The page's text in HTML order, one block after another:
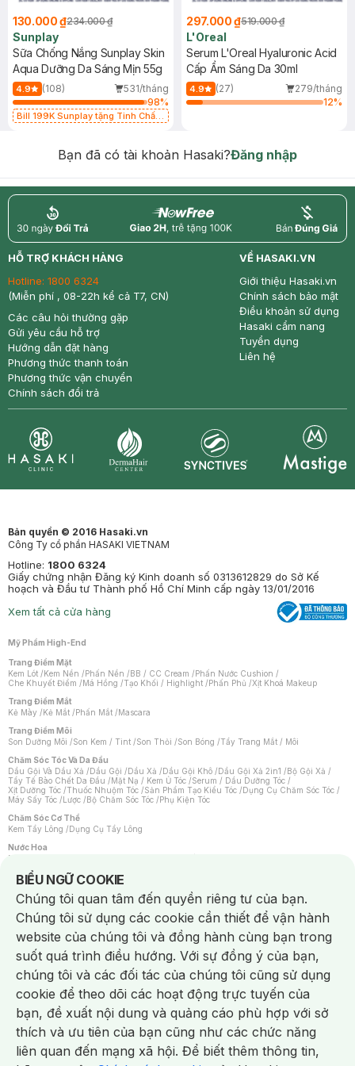
130.000 ₫234.000 ₫
Sunplay
Sữa Chống Nắng Sunplay Skin
Aqua Dưỡng Da Sáng Mịn 55g
4.9 (108)
531/tháng
98%
Bill 199K Sunplay tặng Tinh Chất
297.000 ₫519.000 ₫
L'Oreal
Serum L'Oreal Hyaluronic Acid
Cấp Ẩm Sáng Da 30ml
4.9 (27)
279/tháng
12%
Bạn đã có tài khoản Hasaki?Đăng nhập
return nowfree price
HỖ TRỢ KHÁCH HÀNG
Hotline: 1800 6324
(Miễn phí , 08-22h kể cả T7, CN)
Các câu hỏi thường gặp
Gửi yêu cầu hỗ trợ
Hướng dẫn đặt hàng
Phương thức thanh toán
Phương thức vận chuyển
Chính sách đổi trả
VỀ HASAKI.VN
Giới thiệu Hasaki.vn
Chính sách bảo mật
Điều khoản sử dụng
Hasaki cẩm nang
Tuyển dụng
Liên hệ
Bản quyền © 2016 Hasaki.vn
Công Ty cổ phần HASAKI VIETNAM
Hotline: 1800 6324
Giấy chứng nhận Đăng ký Kinh doanh số 0313612829 do Sở Kế
hoạch và Đầu tư Thành phố Hồ Chí Minh cấp ngày 13/01/2016
Xem tất cả cửa hàng
Mỹ Phẩm High-End
Trang Điểm Mặt
Kem Lót /Kem Nền /Phấn Nền /BB / CC Cream /Phấn Nước Cushion /
Che Khuyết Điểm /Má Hồng /Tạo Khối / Highlight /Phấn Phủ /Xịt Khoá Makeup
Trang Điểm Mắt
Kẻ Mày /Kẻ Mắt /Phấn Mắt /Mascara
Trang Điểm Môi
Son Dưỡng Môi /Son Kem / Tint /Son Thỏi /Son Bóng /Tẩy Trang Mắt / Môi
Chăm Sóc Tóc Và Da Đầu
Dầu Gội Và Dầu Xả /Dầu Gội /Dầu Xả /Dầu Gội Khô /Dầu Gội Xả 2in1 /Bộ Gội Xả /
Tẩy Tế Bào Chết Da Đầu /Mặt Nạ / Kem Ủ Tóc /Serum / Dầu Dưỡng Tóc /
Xịt Dưỡng Tóc /Thuốc Nhuộm Tóc /Sản Phẩm Tạo Kiểu Tóc /Dụng Cụ Chăm Sóc Tóc /
Máy Sấy Tóc /Lược /Bộ Chăm Sóc Tóc /Phụ Kiện Tóc
Chăm Sóc Cơ Thể
Kem Tẩy Lông /Dụng Cụ Tẩy Lông
Nước Hoa
Nước Hoa Nữ
Chăm Sóc Cá Nhân
Chống Muỗi /Khẩu Trang /Máy Massage/Mặt Nạ Xông Hơi /Nước Rửa Tay/
Sản Phẩm Chăm Sóc Khác /Bàn Chải Đánh Răng /Bàn Chải Điện/
Hỗ Trợ Trắng Răng/Kem Đánh Răng /Máy Tăm Nước/ Nước Súc Miệng/
Tăm / Chỉ Nha Khoa/ Xịt Thơm Miệng / Dung Dịch Vệ Sinh/Dưỡng Vùng Kín/
Khăn Ướt Vệ Sinh Vùng Kín/Băng Vệ Sinh/Tampon/Bọt Cạo Râu /Dao Cạo Râu/
Máy Cạo Râu
Vấn Đề Về Da
Da Dầu / Lỗ Chân Lông To/ Da Khô / Mất Nước/ Da Lão Hóa/ Da Mụn/
Da Nhạy Cảm / Kích Ứng
Da Xỉn Màu Thâm / Nám / Tàn Nhang
Quầng Thâm & Bọng Mắt /Sẹo /Viêm Da Cơ Địa
Dụng Cụ / Phụ Kiện Chăm Sóc Da
Bông Tẩy Trang
Khăn Lau Mặt Khô Dụng Cụ / Máy Rửa Mặt Máy Chăm Sóc Da
Dụng Cụ Chăm Sóc Khác
BIỂU NGỮ COOKIE
Notice about cookies usage
Chúng tôi quan tâm đến quyền riêng tư của bạn.
Chúng tôi sử dụng các cookie cần thiết để vận hành
website của chúng tôi và đồng hành cùng bạn trong
suốt quá trình điều hướng. Với sự đồng ý của bạn,
chúng tôi và các đối tác của chúng tôi cũng sử dụng
cookie để theo dõi các hoạt động trực tuyến của
bạn, đề xuất nội dung và quảng cáo phù hợp với sở
thích và ưu tiên của bạn cũng như các chức năng
liên quan đến mạng xã hội. Để biết thêm thông tin,